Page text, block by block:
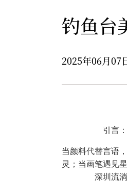
2025年06月07
引言：
当颜料代替言语
灵；当画笔遇见
深圳流淌